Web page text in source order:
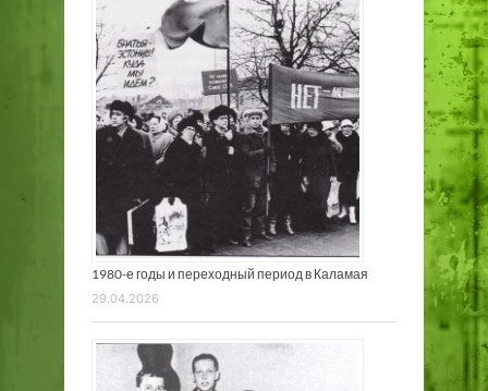
1980-е годы и переходный период в Каламая
29.04.2026